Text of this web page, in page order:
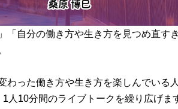
「自分の働き方や生き方を見つめ直す
った働き方や生き方を楽しんでいる人
人10分間のライブトークを繰り広げま